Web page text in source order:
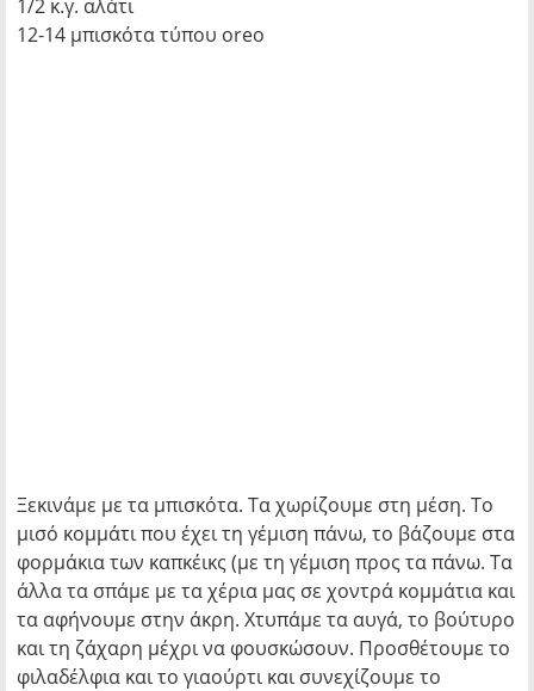
1/2 κ.γ. αλάτι
12-14 μπισκότα τύπου oreo
Ξεκινάμε με τα μπισκότα. Τα χωρίζουμε στη μέση. Το
μισό κομμάτι που έχει τη γέμιση πάνω, το βάζουμε στα
φορμάκια των καπκέικς (με τη γέμιση προς τα πάνω. Τα
άλλα τα σπάμε με τα χέρια μας σε χοντρά κομμάτια και
τα αφήνουμε στην άκρη. Χτυπάμε τα αυγά, το βούτυρο
και τη ζάχαρη μέχρι να φουσκώσουν. Προσθέτουμε το
φιλαδέλφια και το γιαούρτι και συνεχίζουμε το